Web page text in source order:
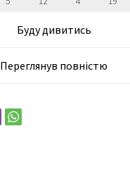
Буду дивитись
Переглянув повністю